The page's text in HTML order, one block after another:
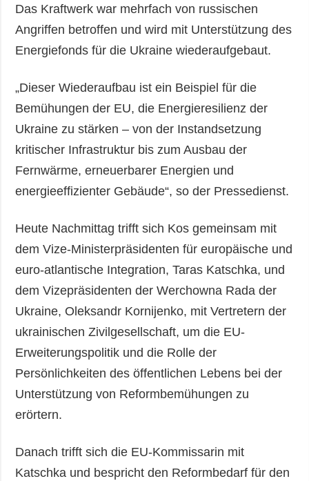
Das Kraftwerk war mehrfach von russischen
Angriffen betroffen und wird mit Unterstützung des
Energiefonds für die Ukraine wiederaufgebaut.
„Dieser Wiederaufbau ist ein Beispiel für die
Bemühungen der EU, die Energieresilienz der
Ukraine zu stärken – von der Instandsetzung
kritischer Infrastruktur bis zum Ausbau der
Fernwärme, erneuerbarer Energien und
energieeffizienter Gebäude“, so der Pressedienst.
Heute Nachmittag trifft sich Kos gemeinsam mit
dem Vize-Ministerpräsidenten für europäische und
euro-atlantische Integration, Taras Katschka, und
dem Vizepräsidenten der Werchowna Rada der
Ukraine, Oleksandr Kornijenko, mit Vertretern der
ukrainischen Zivilgesellschaft, um die EU-
Erweiterungspolitik und die Rolle der
Persönlichkeiten des öffentlichen Lebens bei der
Unterstützung von Reformbemühungen zu
erörtern.
Danach trifft sich die EU-Kommissarin mit
Katschka und bespricht den Reformbedarf für den